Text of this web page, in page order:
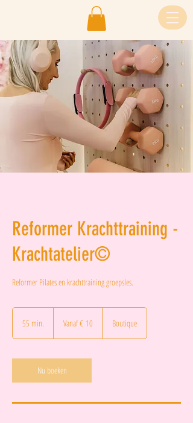
Reformer Krachttraining -
Krachtatelier©
Reformer Pilates en krachttraining groepsles.
55 min.
i
n
.
euroVanaf € 10 Boutique
Nu boeken